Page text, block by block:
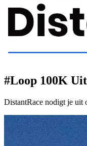
#Loop 100K
DistantRace nodigt je uit